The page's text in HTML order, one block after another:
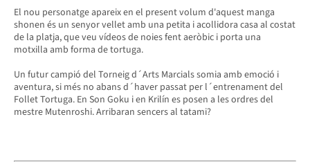
El nou personatge apareix en el present volum d'aquest manga
shonen és un senyor vellet amb una petita i acollidora casa al costat
de la platja, que veu vídeos de noies fent aeròbic i porta una
motxilla amb forma de tortuga.
Un futur campió del Torneig d´Arts Marcials somia amb emoció i
aventura, si més no abans d´haver passat per l´entrenament del
Follet Tortuga. En Son Goku i en Krilín es posen a les ordres del
mestre Mutenroshi. Arribaran sencers al tatami?